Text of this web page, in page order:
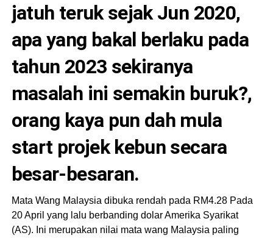
jatuh teruk sejak Jun 2020,
apa yang bakal berlaku pada
tahun 2023 sekiranya
masalah ini semakin buruk?,
orang kaya pun dah mula
start projek kebun secara
besar-besaran.
Mata Wang Malaysia dibuka rendah pada RM4.28 Pada
20 April yang lalu berbanding dolar Amerika Syarikat
(AS). Ini merupakan nilai mata wang Malaysia paling